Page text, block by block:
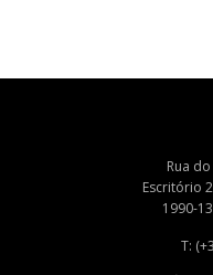
Rua
Escritório
1990-
T: